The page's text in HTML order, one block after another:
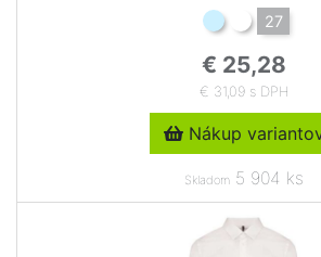
27
€ 25,28
€ 31,09 s DPH
Nákup
Skladom5 904 ks